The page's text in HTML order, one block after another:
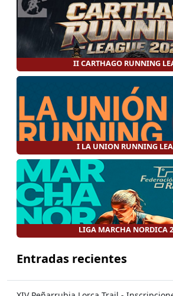
II CARTHAGO RUNNING
I LA UNION RUNNING
LIGA MARCHA NORDICA
Entradas recientes